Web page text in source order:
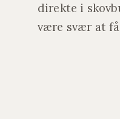
direkte i
være svær at få